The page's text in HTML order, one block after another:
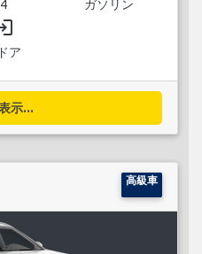
4 ガソリン
ア
示...
高級車